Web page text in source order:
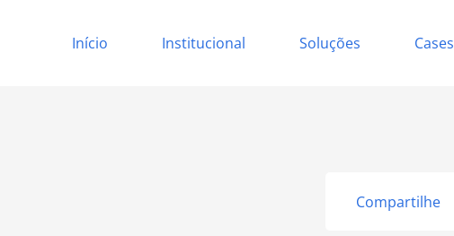
Início Institucional Soluções Cases
Compartilhe